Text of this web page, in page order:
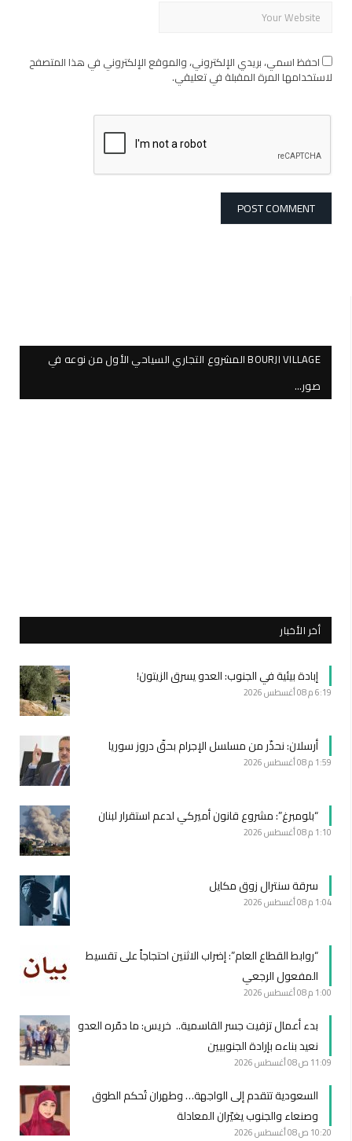
احفظ اسمي، بريدي الإلكتروني، والموقع الإلكتروني في هذا المتصفح
لاستخدامها المرة المقبلة في تعليقي.
BOURJI VILLAGE المشروع التجاري السياحي الأول من نوعه في
صور…
أخر الأخبار
إبادة بيئية في الجنوب: العدو يسرق الزيتون!
6:19 م 08 أغسطس 2026
أرسلان: نحذّر من مسلسل الإجرام بحقّ دروز سوريا
1:59 م 08 أغسطس 2026
“بلومبرغ”: مشروع قانون أميركي لدعم استقرار لبنان
1:10 م 08 أغسطس 2026
سرقة سنترال زوق مكايل
1:04 م 08 أغسطس 2026
“روابط القطاع العام”: إضراب الاثنين احتجاجاً على تقسيط
المفعول الرجعي
1:00 م 08 أغسطس 2026
بدء أعمال تزفيت جسر القاسمية.. خريس: ما دمّره العدو
نعيد بناءه بإرادة الجنوبيين
11:09 ص 08 أغسطس 2026
السعودية تتقدم إلى الواجهة… وطهران تُحكم الطوق
وصنعاء والجنوب يغيّران المعادلة
10:20 ص 08 أغسطس 2026